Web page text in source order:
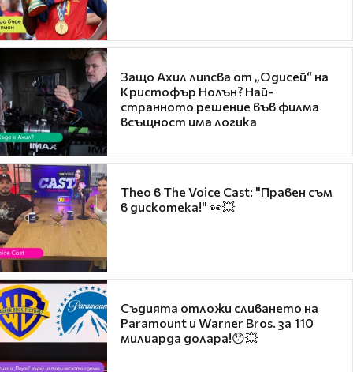
Защо Ахил липсва от „Одисей“ на
Кристофър Нолън? Най-
странното решение във филма
всъщност има логика
Theo в The Voice Cast: "Правен съм
в дискотека!" 👀💥
Съдията отложи сливането на
Paramount и Warner Bros. за 110
милиарда долара!😯💥